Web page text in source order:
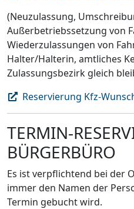
(Neuzulassung,
Außerbetriebssetzung von
Wiederzulassungen von
Halter/Halterin, amtliches
Zulassungsbezirk gleich
Reservierung Kfz-
TERMIN-
BÜRGERBÜRO
Es ist verpflichtend bei der
immer den Namen der
Termin gebucht wird.